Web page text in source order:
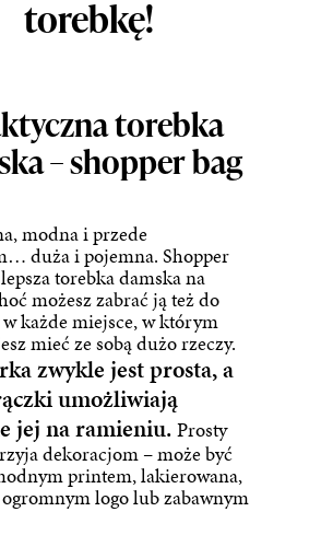
torebkę!
torebka
– shopper bag
modna i przede
duża i pojemna. Shopper
torebka damska na
możesz zabrać ją też do
każde miejsce, w którym
mieć ze sobą dużo rzeczy.
zwykle jest prosta, a
umożliwiają
jej na ramieniu. Prosty
dekoracjom – może być
printem, lakierowana,
logo lub zabawnym